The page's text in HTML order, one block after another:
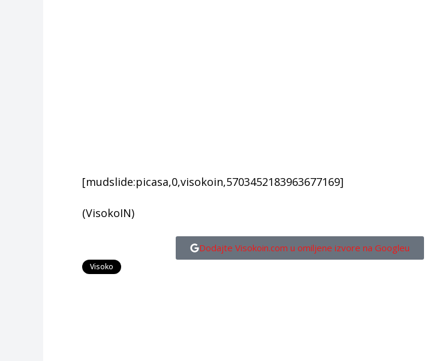
[mudslide:picasa,0,visokoin,5703452183963677169]
(VisokoIN)
Dodajte Visokoin.com u omiljene izvore na Googleu
Visoko